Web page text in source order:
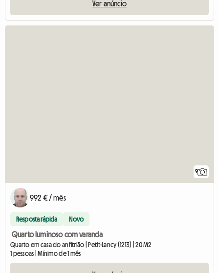
Ver anúncio
9
992 € / mês
Resposta rápida Novo
Quarto luminoso com varanda
Quarto em casa do anfitrião | Petit-Lancy (1213) | 20 M2
1 pessoas | Mínimo de 1 mês